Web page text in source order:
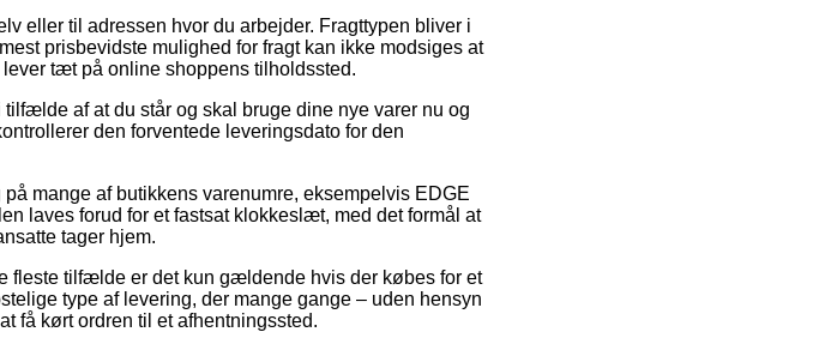
eller til adressen hvor du arbejder. Fragttypen bliver i
prisbevidste mulighed for fragt kan ikke modsiges at
tæt på online shoppens tilholdssted.
af at du står og skal bruge dine nye varer nu og
den forventede leveringsdato for den
mange af butikkens varenumre, eksempelvis EDGE
laves forud for et fastsat klokkeslæt, med det formål at
tager hjem.
fleste tilfælde er det kun gældende hvis der købes for et
type af levering, der mange gange – uden hensyn
få kørt ordren til et afhentningssted.